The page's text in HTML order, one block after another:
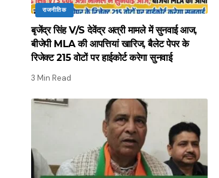
राजनीतिक
बृजेंद्र सिंह V/S देवेंद्र अत्री मामले में सुनवाई आज,
बीजेपी MLA की आपत्तियां खारिज, बैलेट पेपर के
रिजेक्ट 215 वोटों पर हाईकोर्ट करेगा सुनवाई
3 Min Read